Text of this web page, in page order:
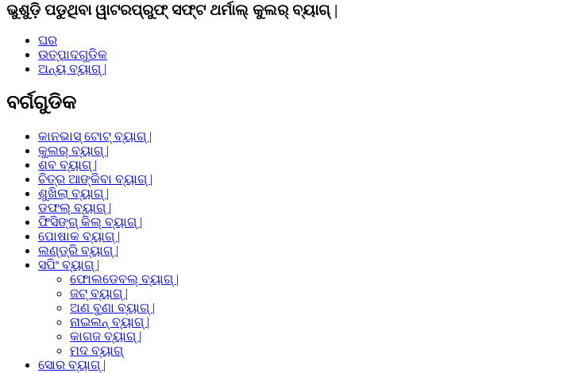
ଭୁଶୁଡ଼ି ପଡୁଥିବା ୱାଟରପ୍ରୁଫ୍ ସଫ୍ଟ ଥର୍ମାଲ୍ କୁଲର୍ ବ୍ୟାଗ୍ |
ଘର
ଉତ୍ପାଦଗୁଡିକ
ଅନ୍ୟ ବ୍ୟାଗ୍ |
ବର୍ଗଗୁଡିକ
କାନଭାସ୍ ଟୋଟ୍ ବ୍ୟାଗ୍ |
କୁଲର୍ ବ୍ୟାଗ୍ |
ଶବ ବ୍ୟାଗ୍ |
ଚିତ୍ର ଆଙ୍କିବା ବ୍ୟାଗ୍ |
ଶୁଖିଲା ବ୍ୟାଗ୍ |
ଡଫଲ୍ ବ୍ୟାଗ୍ |
ଫିସିଙ୍ଗ୍ କିଲ୍ ବ୍ୟାଗ୍ |
ପୋଷାକ ବ୍ୟାଗ୍ |
ଲଣ୍ଡ୍ରି ବ୍ୟାଗ୍ |
ସପିଂ ବ୍ୟାଗ୍ |
ଫୋଲଡେବଲ୍ ବ୍ୟାଗ୍ |
ଜଟ୍ ବ୍ୟାଗ୍ |
ଅଣ ବୁଣା ବ୍ୟାଗ୍ |
ନାଇଲନ୍ ବ୍ୟାଗ୍ |
କାଗଜ ବ୍ୟାଗ୍ |
ମଦ ବ୍ୟାଗ୍
ସୋର ବ୍ୟାଗ୍ |